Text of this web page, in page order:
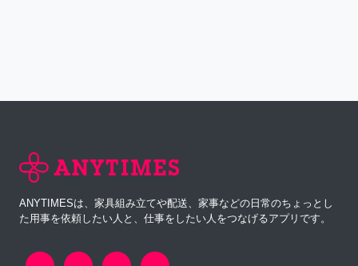
ANYTIMESは、家具組み立てや配送、家事などの日常のちょっとし
た用事を依頼したい人と、仕事をしたい人をつなげるアプリです。